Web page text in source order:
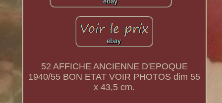
52 AFFICHE ANCIENNE D'EPOQUE
1940/55 BON ETAT VOIR PHOTOS dim 55
x 43,5 cm.